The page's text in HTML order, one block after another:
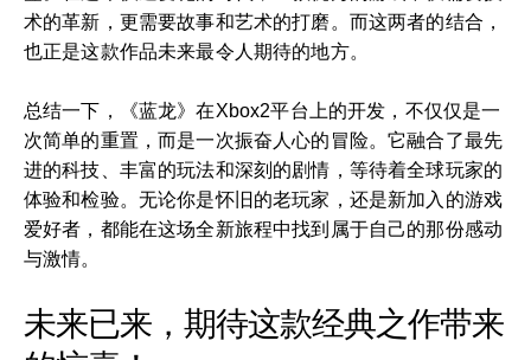
术的革新，更需要故事和艺术的打磨。而这两者的结合，
也正是这款作品未来最令人期待的地方。
总结一下，《蓝龙》在Xbox2平台上的开发，不仅仅是一
次简单的重置，而是一次振奋人心的冒险。它融合了最先
进的科技、丰富的玩法和深刻的剧情，等待着全球玩家的
体验和检验。无论你是怀旧的老玩家，还是新加入的游戏
爱好者，都能在这场全新旅程中找到属于自己的那份感动
与激情。
未来已来，期待这款经典之作带来